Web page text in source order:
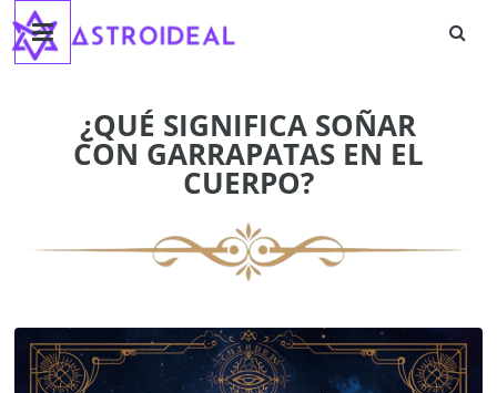
Saltar
contenido
Astroideal
¿QUÉ SIGNIFICA SOÑAR
CON GARRAPATAS EN EL
CUERPO?